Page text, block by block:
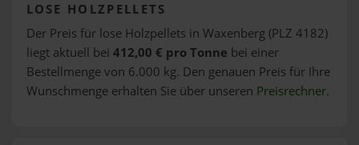
LOSE HOLZPELLETS
Der Preis für lose Holzpellets in Waxenberg (PLZ 4182)
liegt aktuell bei 412,00 € pro Tonne bei einer
Bestellmenge von 6.000 kg. Den genauen Preis für Ihre
Wunschmenge erhalten Sie über unseren Preisrechner.